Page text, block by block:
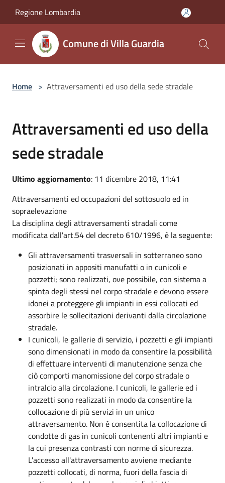
Regione Lombardia
Comune di Villa Guardia
Home > Attraversamenti ed uso della sede stradale
Attraversamenti ed uso della
sede stradale
Ultimo aggiornamento: 11 dicembre 2018, 11:41
Attraversamenti ed occupazioni del sottosuolo ed in
sopraelevazione
La disciplina degli attraversamenti stradali come
modificata dall'art.54 del decreto 610/1996, è la seguente:
Gli attraversamenti trasversali in sotterraneo sono
posizionati in appositi manufatti o in cunicoli e
pozzetti; sono realizzati, ove possibile, con sistema a
spinta degli stessi nel corpo stradale e devono essere
idonei a proteggere gli impianti in essi collocati ed
assorbire le sollecitazioni derivanti dalla circolazione
stradale.
I cunicoli, le gallerie di servizio, i pozzetti e gli impianti
sono dimensionati in modo da consentire la possibilità
di effettuare interventi di manutenzione senza che
ciò comporti manomissione del corpo stradale o
intralcio alla circolazione. I cunicoli, le gallerie ed i
pozzetti sono realizzati in modo da consentire la
collocazione di più servizi in un unico
attraversamento. Non é consentita la collocazione di
condotte di gas in cunicoli contenenti altri impianti e
la cui presenza contrasti con norme di sicurezza.
L'accesso all'attraversamento avviene mediante
pozzetti collocati, di norma, fuori della fascia di